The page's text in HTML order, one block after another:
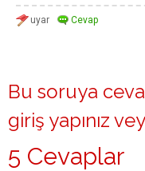
Bu soruya
giriş yapınız
5 Cevaplar